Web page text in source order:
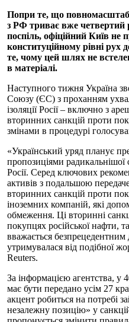
Попри те, що
з РФ триває вже четвертий
поспіль, офіційний Київ не
конституційному рівні
те, чому цей шлях не
в матеріалі.
Наступного тижня Україна
Союзу (ЄС) з проханням
ізоляції Росії – включно з
вторинних санкцій проти
змінами в процедурі
«Український уряд планує
пропозиціями
Росії. Серед ключових
активів з подальшою
вторинних санкцій проти
іноземних компаній, які
обмеження. Ці вторинні
покупцях російської нафти,
вважається безпрецедентним
утримувалася від подібної
Reuters.
За інформацією агентства, у
має бути передано усім 27
акцент робиться на потребі
незалежну позицію» у